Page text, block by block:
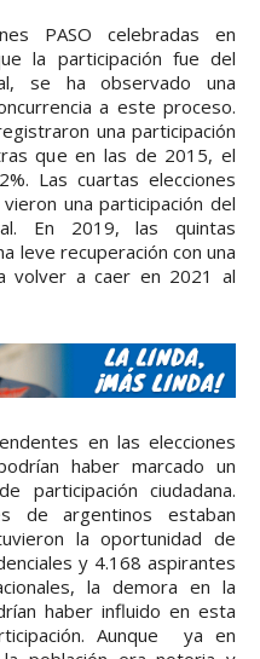
PASO celebradas en
la participación fue del
se ha observado una
a este proceso.
una participación
que en las de 2015, el
Las cuartas elecciones
una participación del
En 2019, las quintas
leve recuperación con una
volver a caer en 2021 al
en las elecciones
haber marcado un
participación ciudadana.
de argentinos estaban
la oportunidad de
y 4.168 aspirantes
la demora en la
haber influido en esta
Aunque ya en